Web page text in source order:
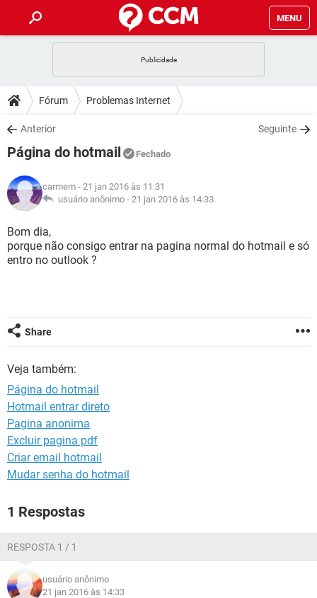
MENU
CELULAR FACEBOOK
OUTLOOK
INSTAGRAM GMAIL
GUIA DE COMPRAS
DICAS
JOGOS WHATSAPP
INSTAGRAM
GUIA DE COMPRAS
DOWNLOADS
JOGOS WHATSAPP
CELULAR
OUTLOOK EXCEL
INSTAGRAM
GUIA DE COMPRAS
FÓRUM
JOGOS
CELULAR
OUTLOOK
INSTAGRAM
GLOSSÁRIO
JOGOS
CELULAR FACEBOOK
GUIA DE COMPRAS
Fórum Problemas Internet
Anterior Seguinte
Página do hotmail Fechado
carmem - 21 jan 2016 às 11:31
usuário anônimo - 21 jan 2016 às 14:33
Bom dia,
porque não consigo entrar na pagina normal do hotmail e só
entro no outlook ?
Share
Veja também:
Página do hotmail
Hotmail entrar direto
Pagina anonima
Excluir pagina pdf
Criar email hotmail
Mudar senha do hotmail
1 Respostas
RESPOSTA 1 / 1
usuário anônimo
21 jan 2016 às 14:33